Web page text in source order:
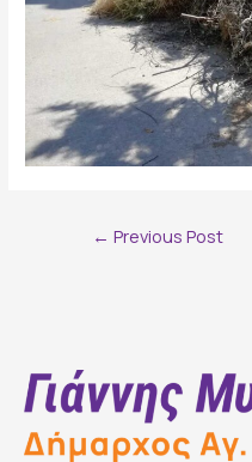
← Previous Post